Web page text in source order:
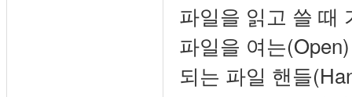
파일을 읽고 쓸 때
파일을 여는
되는 파일 핸들